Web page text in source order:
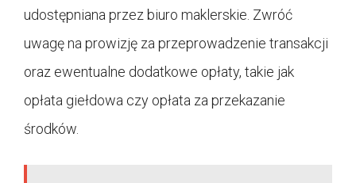
udostępniana przez biuro maklerskie. Zwróć
uwagę na prowizję za przeprowadzenie transakcji
oraz ewentualne dodatkowe opłaty, takie jak
opłata giełdowa czy opłata za przekazanie
środków.